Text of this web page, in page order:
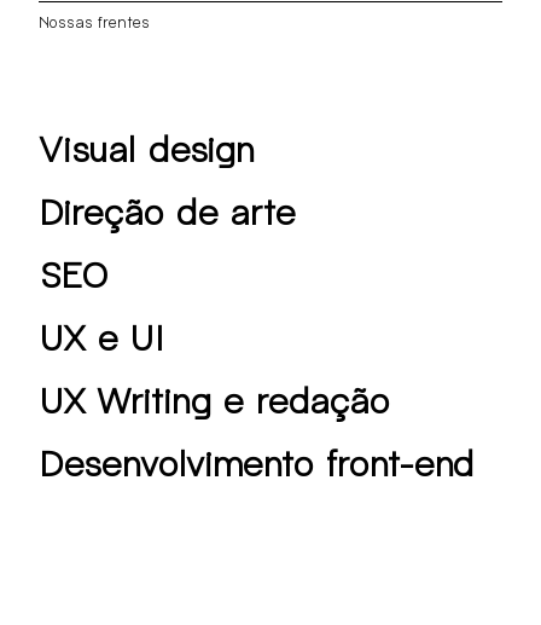
Nossas frentes
Visual design
Direção de arte
SEO
UX e UI
UX Writing e redação
Desenvolvimento front-end